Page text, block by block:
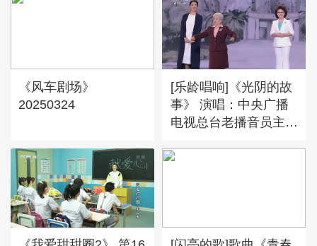
《风车剧场》
20250324
[乐龄唱响]《光阴的故
事》 演唱：中央广播
电视总台老播音员主持